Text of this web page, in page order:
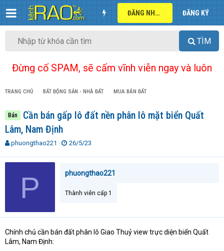
ĐĂNG NHẬP ĐĂNG KÝ
TÌM
Đừng cố SPAM, sẽ cấm vĩnh viễn ngay và luôn
TRANG CHỦ BẤT ĐỘNG SẢN - NHÀ ĐẤT MUA BÁN ĐẤT
Bán
Cần bán gấp lô đất nền phân lô mặt biển Quất
Lâm, Nam Định
T
r
a
t
e
phuongthao221
N
y
i
26/5/23
P phuongthao221
Thành viên cấp 1
Chính chủ cần bán đất phân lô Giao Thuỷ view trực diện biển Quất
Lâm, Nam Định: